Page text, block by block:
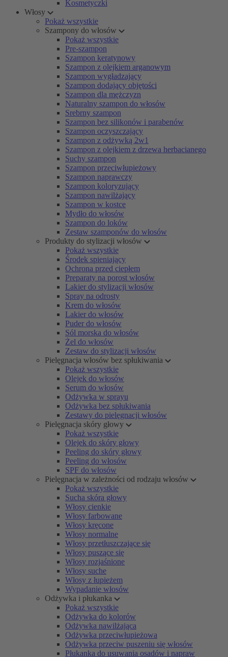
Kosmetyczki
Włosy
Pokaż wszystkie
Szampony do włosów
Pokaż wszystkie
Pre-szampon
Szampon keratynowy
Szampon z olejkiem arganowym
Szampon wygładzający
Szampon dodający objętości
Szampon dla mężczyzn
Naturalny szampon do włosów
Srebrny szampon
Szampon bez silikonów i parabenów
Szampon oczyszczający
Szampon z odżywką 2w1
Szampon z olejkiem z drzewa herbacianego
Suchy szampon
Szampon przeciwłupieżowy
Szampon naprawczy
Szampon koloryzujący
Szampon nawilżający
Szampon w kostce
Mydło do włosów
Szampon do loków
Zestaw szamponów do włosów
Produkty do stylizacji włosów
Pokaż wszystkie
Środek spieniający
Ochrona przed ciepłem
Preparaty na porost włosów
Lakier do stylizacji włosów
Spray na odrosty
Krem do włosów
Lakier do włosów
Puder do włosów
Sól morska do włosów
Żel do włosów
Zestaw do stylizacji włosów
Pielęgnacja włosów bez spłukiwania
Pokaż wszystkie
Olejek do włosów
Serum do włosów
Odżywka w sprayu
Odżywka bez spłukiwania
Zestawy do pielęgnacji włosów
Pielęgnacja skóry głowy
Pokaż wszystkie
Olejek do skóry głowy
Peeling do skóry głowy
Peeling do włosów
SPF do włosów
Pielęgnacja w zależności od rodzaju włosów
Pokaż wszystkie
Sucha skóra głowy
Włosy cienkie
Włosy farbowane
Włosy kręcone
Włosy normalne
Włosy przetłuszczające się
Włosy puszące się
Włosy rozjaśnione
Włosy suche
Włosy z łupieżem
Wypadanie włosów
Odżywka i płukanka
Pokaż wszystkie
Odżywka do kolorów
Odżywka nawilżająca
Odżywka przeciwłupieżowa
Odżywka przeciw puszeniu się włosów
Płukanka do usuwania osadów i napraw